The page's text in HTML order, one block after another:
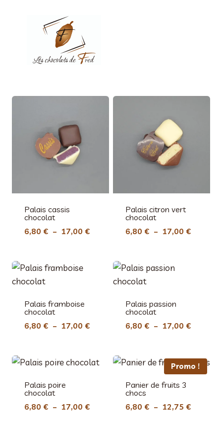
Palais cassis
chocolat
6,80 € – 17,00 €Plage
6,80 €
Palais citron vert
chocolat
6,80 € – 17,00 €Plage
Palais framboise
chocolat
6,80 € – 17,00 €Plage
6,80 €
Palais passion
chocolat
6,80 € – 17,00 €Plage
6,80 €
à
Palais poire
chocolat
6,80 € – 17,00 €Plage
Promo !
Panier de fruits 3
chocs
6,80 € – 12,75 €Plage